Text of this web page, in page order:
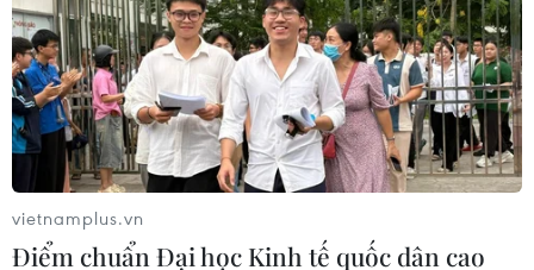
Những cô nàng Rock Chic hiện đại trong
vietnamplus.vn
Điểm chuẩn Đại học Kinh tế quốc dân cao